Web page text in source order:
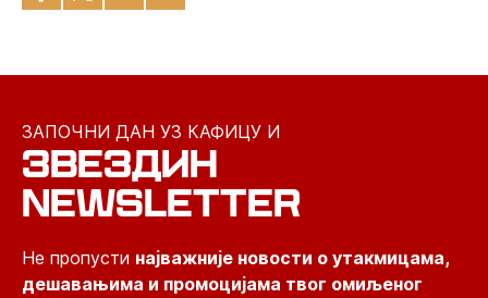
ЗАПОЧНИ ДАН УЗ КАФИЦУ И
ЗВЕЗДИН
NEWSLETTER
Не пропусти најважније новости о утакмицама,
дешавањима и промоцијама твог омиљеног